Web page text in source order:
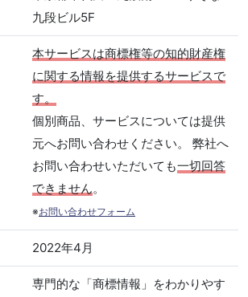
九段ビル5F
本サービスは商標権等の知的財産権
に関する情報を提供するサービスで
す。
個別商品、サービスについては提供
元へお問い合わせください。 弊社へ
お問い合わせいただいても一切回答
できません。
※お問い合わせフォーム
2022年4月
専門的な「商標情報」をわかりやす